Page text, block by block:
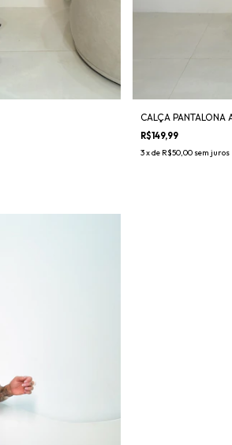
CALÇA
R$149,99
3x de R$50,00 sem juros